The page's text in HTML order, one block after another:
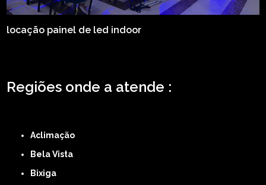
locação painel de led indoor
Regiões onde a atende :
Aclimação
Bela Vista
Bixiga